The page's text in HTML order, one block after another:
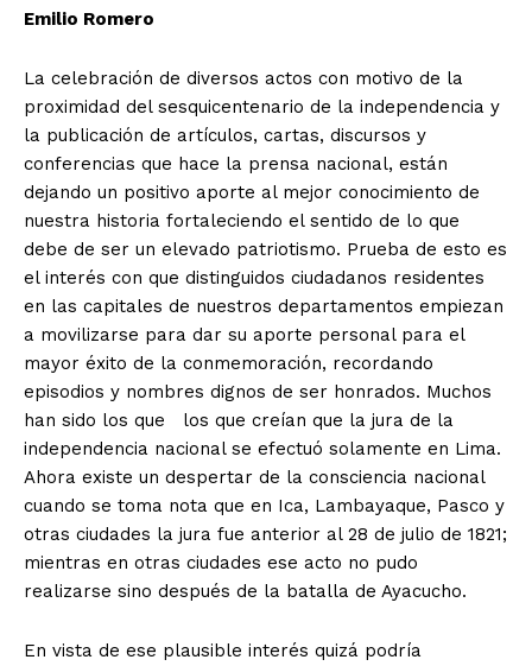
Emilio Romero
La celebración de diversos actos con motivo de la
proximidad del sesquicentenario de la independencia y
la publicación de artículos, cartas, discursos y
conferencias que hace la prensa nacional, están
dejando un positivo aporte al mejor conocimiento de
nuestra historia fortaleciendo el sentido de lo que
debe de ser un elevado patriotismo. Prueba de esto es
el interés con que distinguidos ciudadanos residentes
en las capitales de nuestros departamentos empiezan
a movilizarse para dar su aporte personal para el
mayor éxito de la conmemoración, recordando
episodios y nombres dignos de ser honrados. Muchos
han sido los que los que creían que la jura de la
independencia nacional se efectuó solamente en Lima.
Ahora existe un despertar de la consciencia nacional
cuando se toma nota que en Ica, Lambayaque, Pasco y
otras ciudades la jura fue anterior al 28 de julio de 1821;
mientras en otras ciudades ese acto no pudo
realizarse sino después de la batalla de Ayacucho.
En vista de ese plausible interés quizá podría